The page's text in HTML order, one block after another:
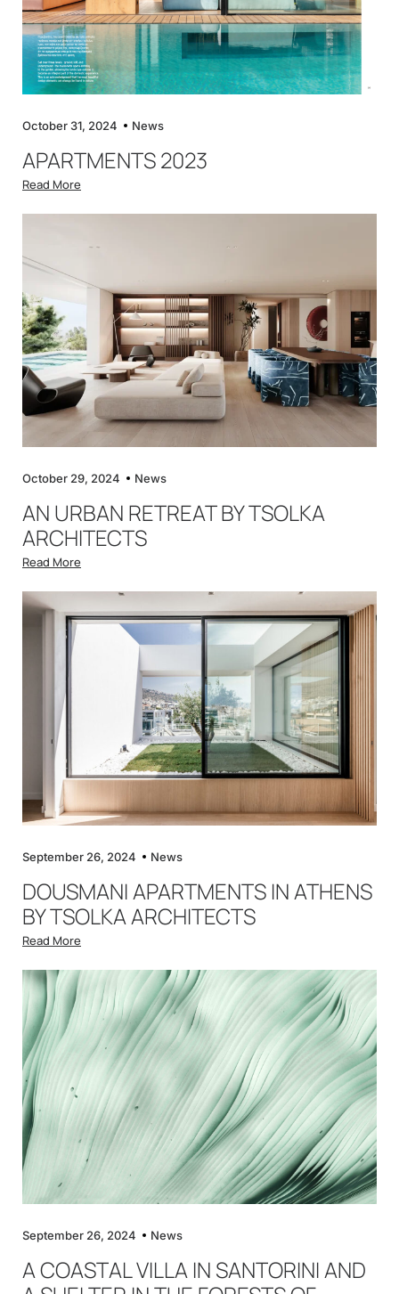
October 31, 2024 News
APARTMENTS 2023
Read More
October 29, 2024 News
AN URBAN RETREAT BY TSOLKA
ARCHITECTS
Read More
September 26, 2024 News
DOUSMANI APARTMENTS IN ATHENS
BY TSOLKA ARCHITECTS
Read More
September 26, 2024 News
A COASTAL VILLA IN SANTORINI AND